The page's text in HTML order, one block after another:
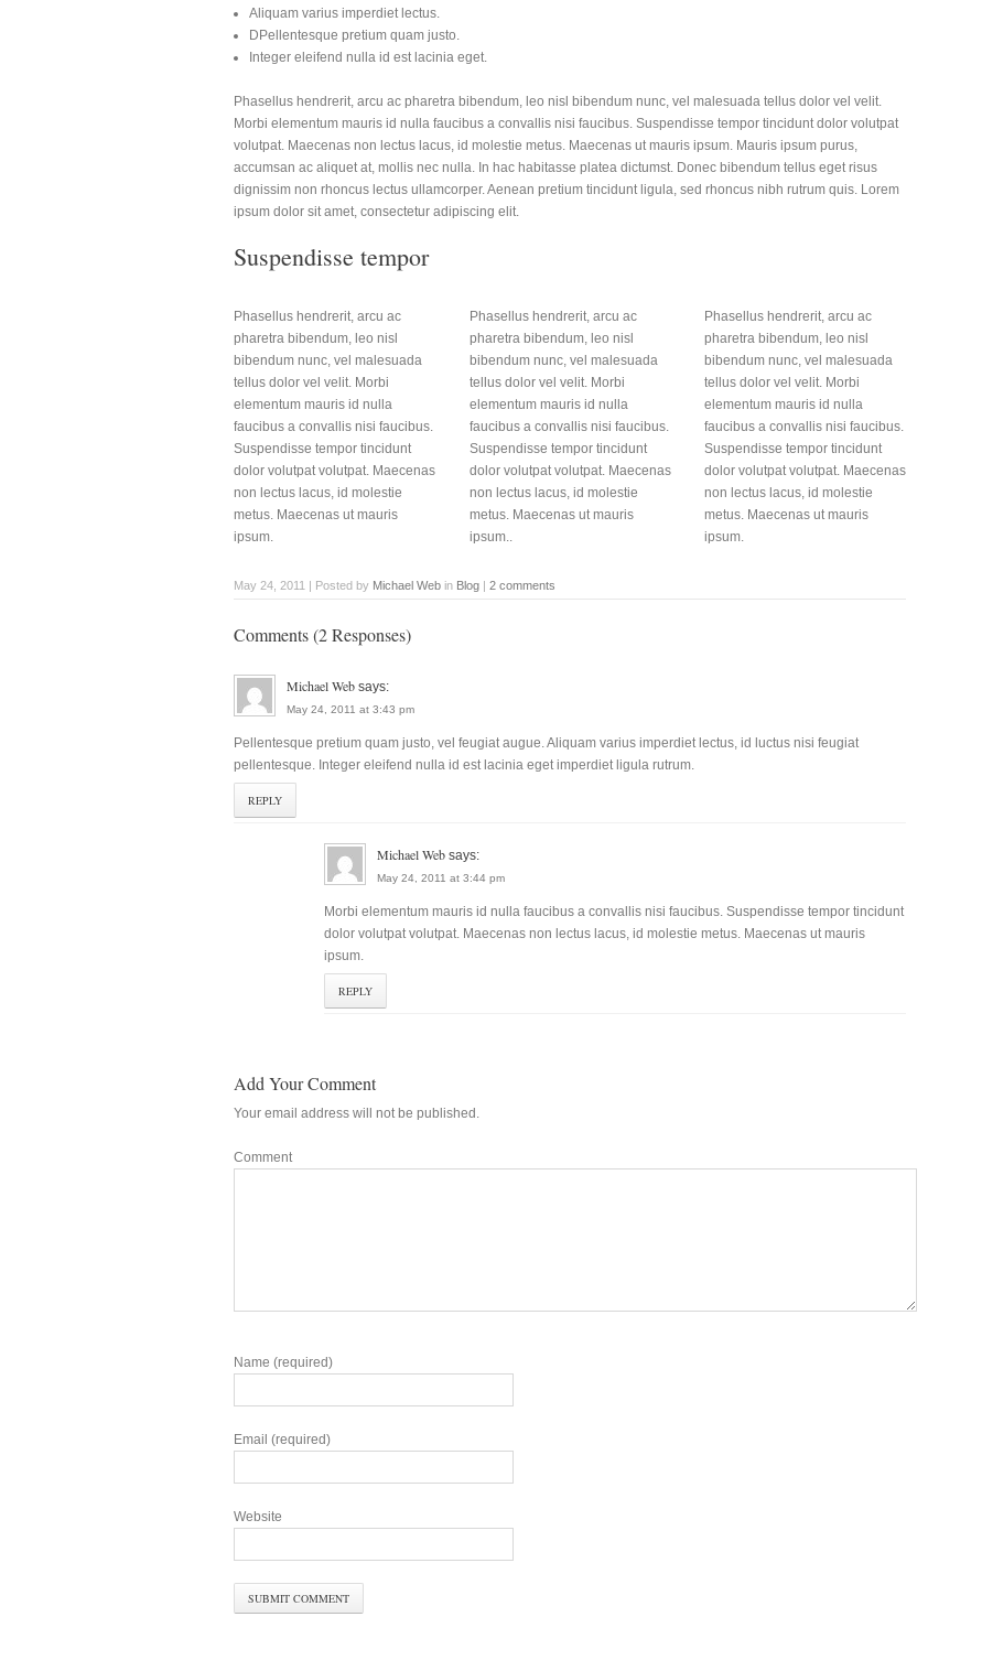
Aliquam varius imperdiet lectus.
DPellentesque pretium quam justo.
Integer eleifend nulla id est lacinia eget.
Phasellus hendrerit, arcu ac pharetra bibendum, leo nisl bibendum nunc, vel malesuada tellus dolor vel velit.
Morbi elementum mauris id nulla faucibus a convallis nisi faucibus. Suspendisse tempor tincidunt dolor volutpat
volutpat. Maecenas non lectus lacus, id molestie metus. Maecenas ut mauris ipsum. Mauris ipsum purus,
accumsan ac aliquet at, mollis nec nulla. In hac habitasse platea dictumst. Donec bibendum tellus eget risus
dignissim non rhoncus lectus ullamcorper. Aenean pretium tincidunt ligula, sed rhoncus nibh rutrum quis. Lorem
ipsum dolor sit amet, consectetur adipiscing elit.
Suspendisse tempor
Phasellus hendrerit, arcu ac
pharetra bibendum, leo nisl
bibendum nunc, vel malesuada
tellus dolor vel velit. Morbi
elementum mauris id nulla
faucibus a convallis nisi faucibus.
Suspendisse tempor tincidunt
dolor volutpat volutpat. Maecenas
non lectus lacus, id molestie
metus. Maecenas ut mauris
ipsum.
Phasellus hendrerit, arcu ac
pharetra bibendum, leo nisl
bibendum nunc, vel malesuada
tellus dolor vel velit. Morbi
elementum mauris id nulla
faucibus a convallis nisi faucibus.
Suspendisse tempor tincidunt
dolor volutpat volutpat. Maecenas
non lectus lacus, id molestie
metus. Maecenas ut mauris
ipsum..
Phasellus hendrerit, arcu ac
pharetra bibendum, leo nisl
bibendum nunc, vel malesuada
tellus dolor vel velit. Morbi
elementum mauris id nulla
faucibus a convallis nisi faucibus.
Suspendisse tempor tincidunt
dolor volutpat volutpat. Maecenas
non lectus lacus, id molestie
metus. Maecenas ut mauris
ipsum.
May 24, 2011 | Posted by Michael Web in Blog | 2 comments
Comments (2 Responses)
Michael Web says:
May 24, 2011 at 3:43 pm
Pellentesque pretium quam justo, vel feugiat augue. Aliquam varius imperdiet lectus, id luctus nisi feugiat
pellentesque. Integer eleifend nulla id est lacinia eget imperdiet ligula rutrum.
REPLY
Michael Web says:
May 24, 2011 at 3:44 pm
Morbi elementum mauris id nulla faucibus a convallis nisi faucibus. Suspendisse tempor tincidunt
dolor volutpat volutpat. Maecenas non lectus lacus, id molestie metus. Maecenas ut mauris
ipsum.
REPLY
Add Your Comment
Your email address will not be published.
Comment
Name (required)
Email (required)
Website